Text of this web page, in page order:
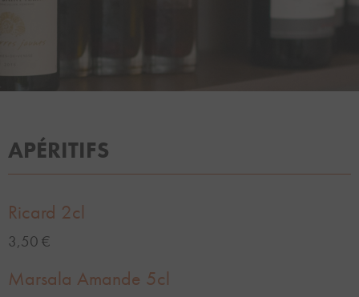
APÉRITIFS
Ricard 2cl
3,50 €
Marsala Amande 5cl